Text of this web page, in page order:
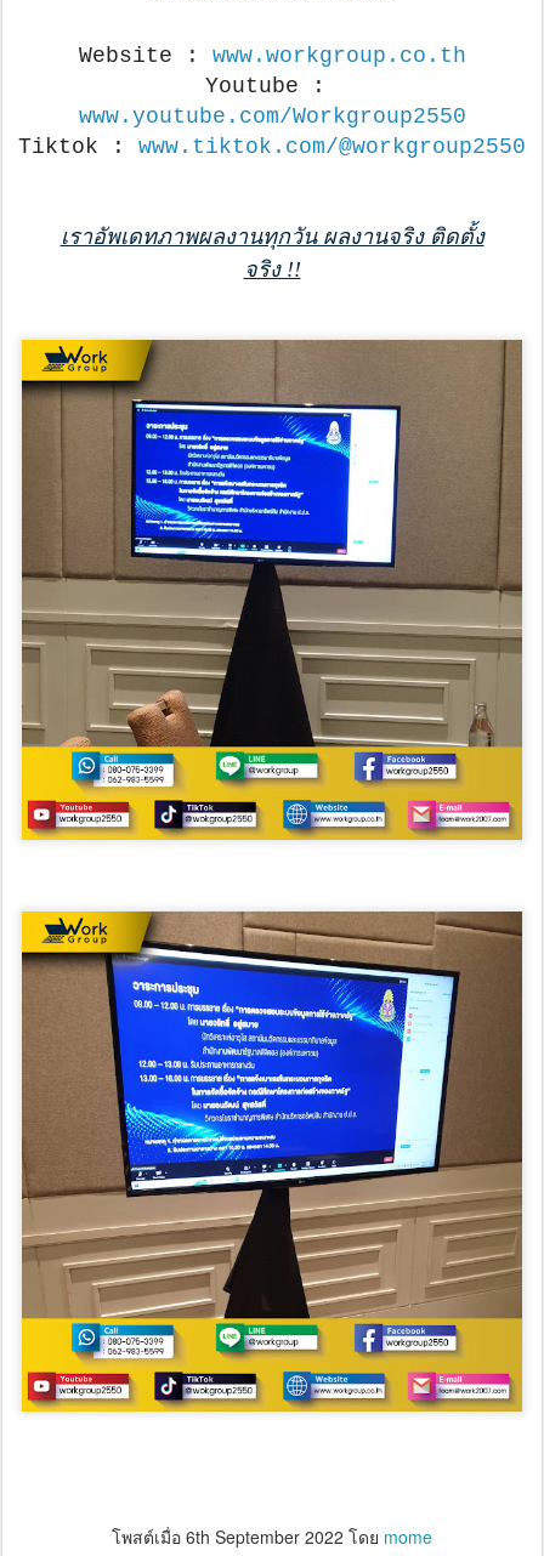
Website : www.workgroup.co.th
www.youtube.com/Workgroup2550
Tiktok : www.tiktok.com/@workgroup2550
เราอัพเดทภาพผลงานทุกวัน ผลงานจริง ติดตั้ง
จริง !!
โพสต์เมื่อ 6th September 2022 โดย mome